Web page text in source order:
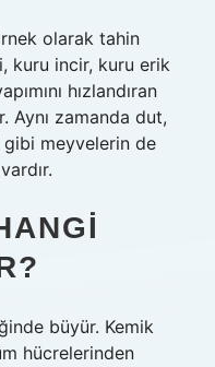
olarak tahin
kuru incir, kuru erik
hızlandıran
Aynı zamanda dut,
meyvelerin de
büyür. Kemik
hücrelerinden